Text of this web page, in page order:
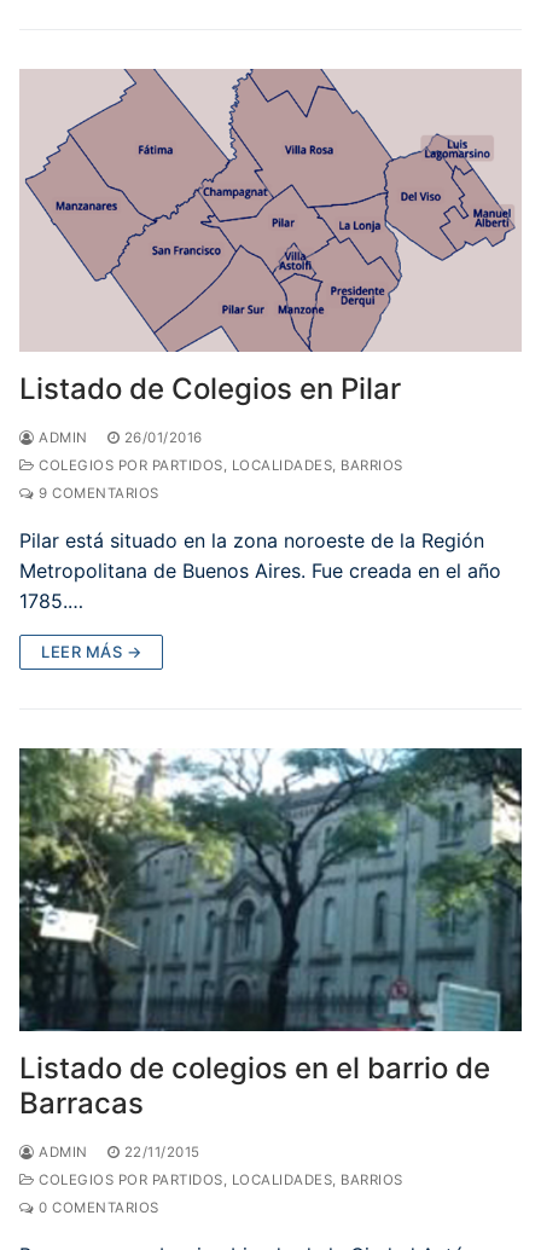
Listado de Colegios en Pilar
ADMIN
26/01/2016
COLEGIOS POR PARTIDOS, LOCALIDADES, BARRIOS
9 COMENTARIOS
Pilar está situado en la zona noroeste de la Región
Metropolitana de Buenos Aires. Fue creada en el año
1785.…
LEER MÁS →
Listado de colegios en el barrio de
Barracas
ADMIN
22/11/2015
COLEGIOS POR PARTIDOS, LOCALIDADES, BARRIOS
0 COMENTARIOS